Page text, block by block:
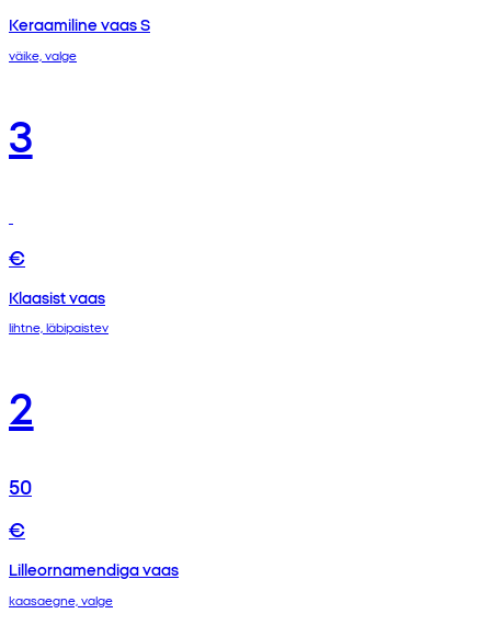
Keraamiline vaas S
väike, valge
3
€
Klaasist vaas
lihtne, läbipaistev
2
50
€
Lilleornamendiga vaas
kaasaegne, valge